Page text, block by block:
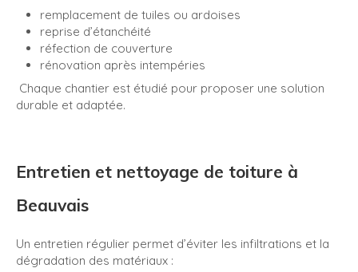
remplacement de tuiles ou ardoises
reprise d’étanchéité
réfection de couverture
rénovation après intempéries
Chaque chantier est étudié pour proposer une solution
durable et adaptée.
Entretien et nettoyage de toiture à
Beauvais
Un entretien régulier permet d’éviter les infiltrations et la
dégradation des matériaux :